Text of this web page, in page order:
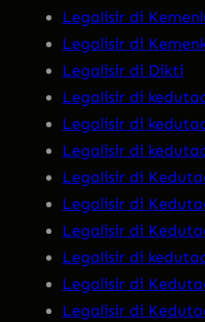
Legalisir di
Legalisir di
Legalisir di Dikti
Legalisir di
Legalisir di
Legalisir di
Legalisir di
Legalisir di
Legalisir di
Legalisir di
Legalisir di
Legalisir di